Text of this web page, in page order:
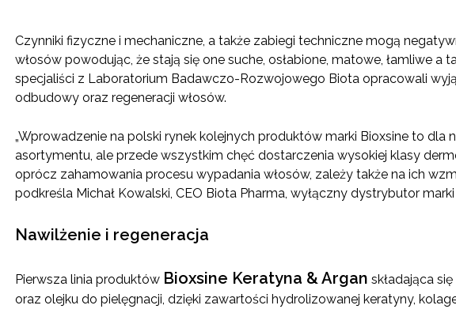
Czynniki fizyczne i mechaniczne, a także zabiegi techniczne mogą
włosów powodując, że stają się one suche, osłabione, matowe, łamliwe
specjaliści z Laboratorium Badawczo-Rozwojowego Biota opracowali
odbudowy oraz regeneracji włosów.
„Wprowadzenie na polski rynek kolejnych produktów marki Bioxsine to dla
asortymentu, ale przede wszystkim chęć dostarczenia wysokiej klasy
oprócz zahamowania procesu wypadania włosów, zależy także na ich
podkreśla Michał Kowalski, CEO Biota Pharma, wyłączny dystrybutor marki
Nawilżenie i regeneracja
Pierwsza linia produktów Bioxsine Keratyna & Argan składająca
oraz olejku do pielęgnacji, dzięki zawartości hydrolizowanej keratyny,